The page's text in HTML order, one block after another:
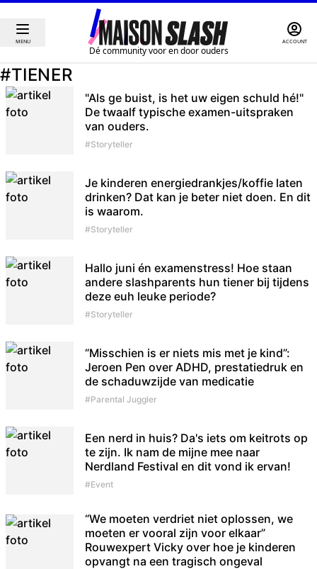
MENU
Dé community voor en door ouders
ACCOUNT
Artikels over Tiener van Maison Slash
#TIENER
"Als ge buist, is het uw eigen schuld hé!"
De twaalf typische examen-uitspraken
van ouders.
#Storyteller
Je kinderen energiedrankjes/koffie laten
drinken? Dat kan je beter niet doen. En dit
is waarom.
#Storyteller
Hallo juni én examenstress! Hoe staan
andere slashparents hun tiener bij tijdens
deze euh leuke periode?
#Storyteller
“Misschien is er niets mis met je kind”:
Jeroen Pen over ADHD, prestatiedruk en
de schaduwzijde van medicatie
#Parental Juggler
Een nerd in huis? Da's iets om keitrots op
te zijn. Ik nam de mijne mee naar
Nerdland Festival en dit vond ik ervan!
#Event
“We moeten verdriet niet oplossen, we
moeten er vooral zijn voor elkaar”
Rouwexpert Vicky over hoe je kinderen
opvangt na een tragisch ongeval